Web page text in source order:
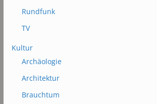
Rundfunk
TV
Kultur
Archäologie
Architektur
Brauchtum